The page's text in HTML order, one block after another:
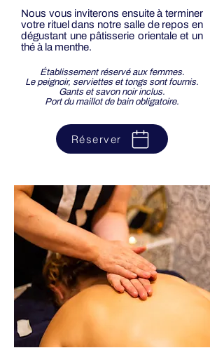
Nous vous inviterons ensuite à terminer
votre rituel dans notre salle de repos en
dégustant une pâtisserie orientale et un
thé à la menthe.
Établissement réservé aux femmes.
Le peignoir, serviettes et tongs sont fournis.
Gants et savon noir inclus.
Port du maillot de bain obligatoire.
Réserver